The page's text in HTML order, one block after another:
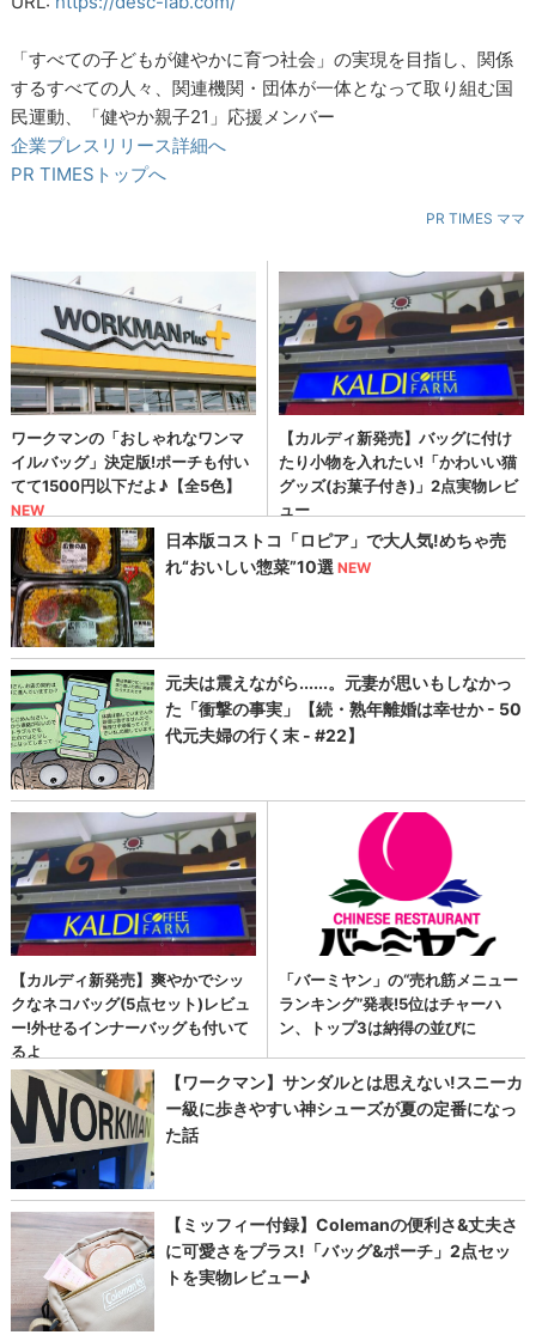
「すべての子どもが健やかに育つ社会」の実現を目指し、関係
するすべての人々、関連機関・団体が一体となって取り組む国
民運動、「健やか親子21」応援メンバー
企業プレスリリース詳細へ
PR TIMESトップへ
PR TIMES ママ